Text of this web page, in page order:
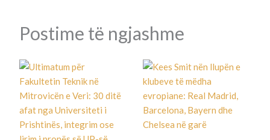
Postime të ngjashme